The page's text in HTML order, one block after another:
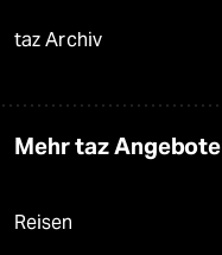
taz Archiv
Mehr taz Angebote
Reisen